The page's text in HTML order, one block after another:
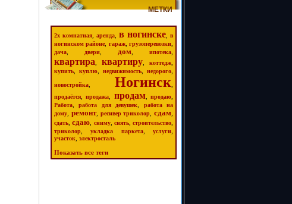
МЕТКИ
2х комнатная аренда в ногинске
в
ногинском районе
гараж,грузоперевозки
дача двери дом ипотека
квартира квартиру коттедж
купить куплю недвижимость недорого
новостройка Ногинск
продаётся ,продажа продам,продаю
Работа ,работа для девушек
работа на
дому
ремонт, ресивер триколор сдам
сдать ,сдаю сниму, снять, строительство
триколор ,укладка паркета,услуги
участок электросталь
Показать все теги